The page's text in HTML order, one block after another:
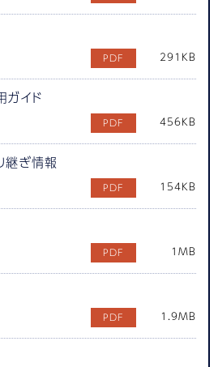
291KB
ガイド
456KB
継ぎ情報
154KB
1MB
1.9MB